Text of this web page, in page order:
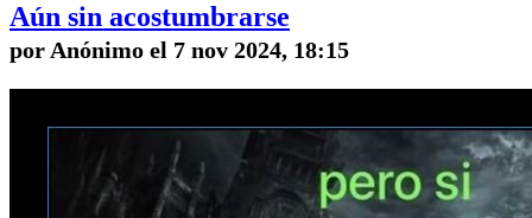
Aún sin acostumbrarse
por Anónimo el 7 nov 2024, 18:15